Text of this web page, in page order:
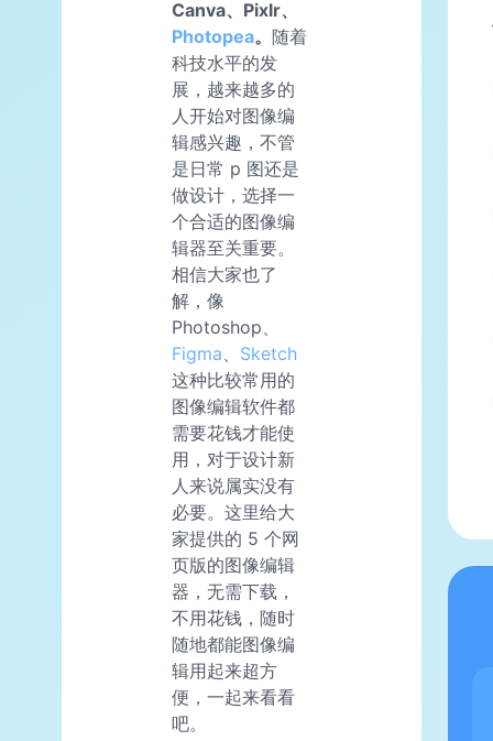
Canva、Pixlr、
Photopea。 随着
科技水平的发
展，越来越多的
人开始对图像编
辑感兴趣，不管
是日常 p 图还是
做设计，选择一
个合适的图像编
辑器至关重要。
相信大家也了
解，像
Photoshop、
Figma
Sketch
这种比较常用的
图像编辑软件都
需要花钱才能使
用，对于设计新
人来说属实没有
必要。这里给大
家提供的 5 个网
页版的图像编辑
器，无需下载，
不用花钱，随时
随地都能图像编
辑用起来超方
便，一起来看看
吧。